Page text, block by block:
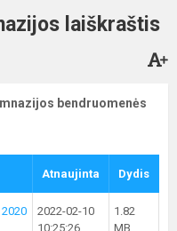
laiškraštis
bendruomenės
Atnaujinta Dydis
2020
2022-02-10
10:25:26
1.82
MB